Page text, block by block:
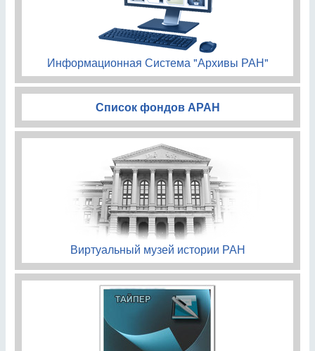
Информационная Система "Архивы РАН"
Список фондов АРАН
Виртуальный музей истории РАН